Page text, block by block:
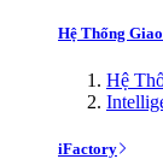
Hệ Thống
Hệ
iFactory